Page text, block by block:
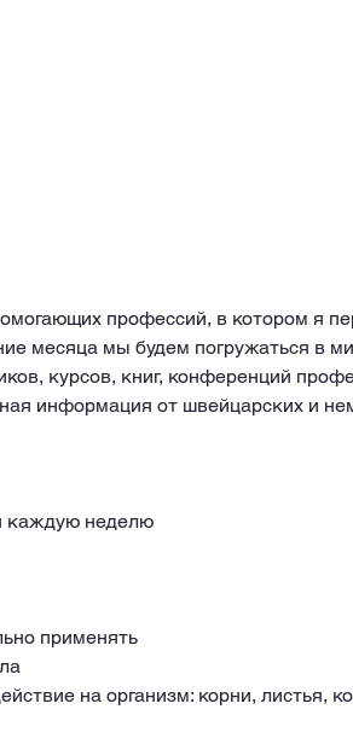
месяца мы будем погружаться в
курсов, книг, конференций
информация от швейцарских и
каждую неделю
применять
на организм: корни, листья,